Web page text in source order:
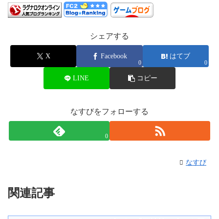
シェアする
X Facebook
0
はてブ
0
LINE コピー
なすびをフォローする
0
なすび
関連記事